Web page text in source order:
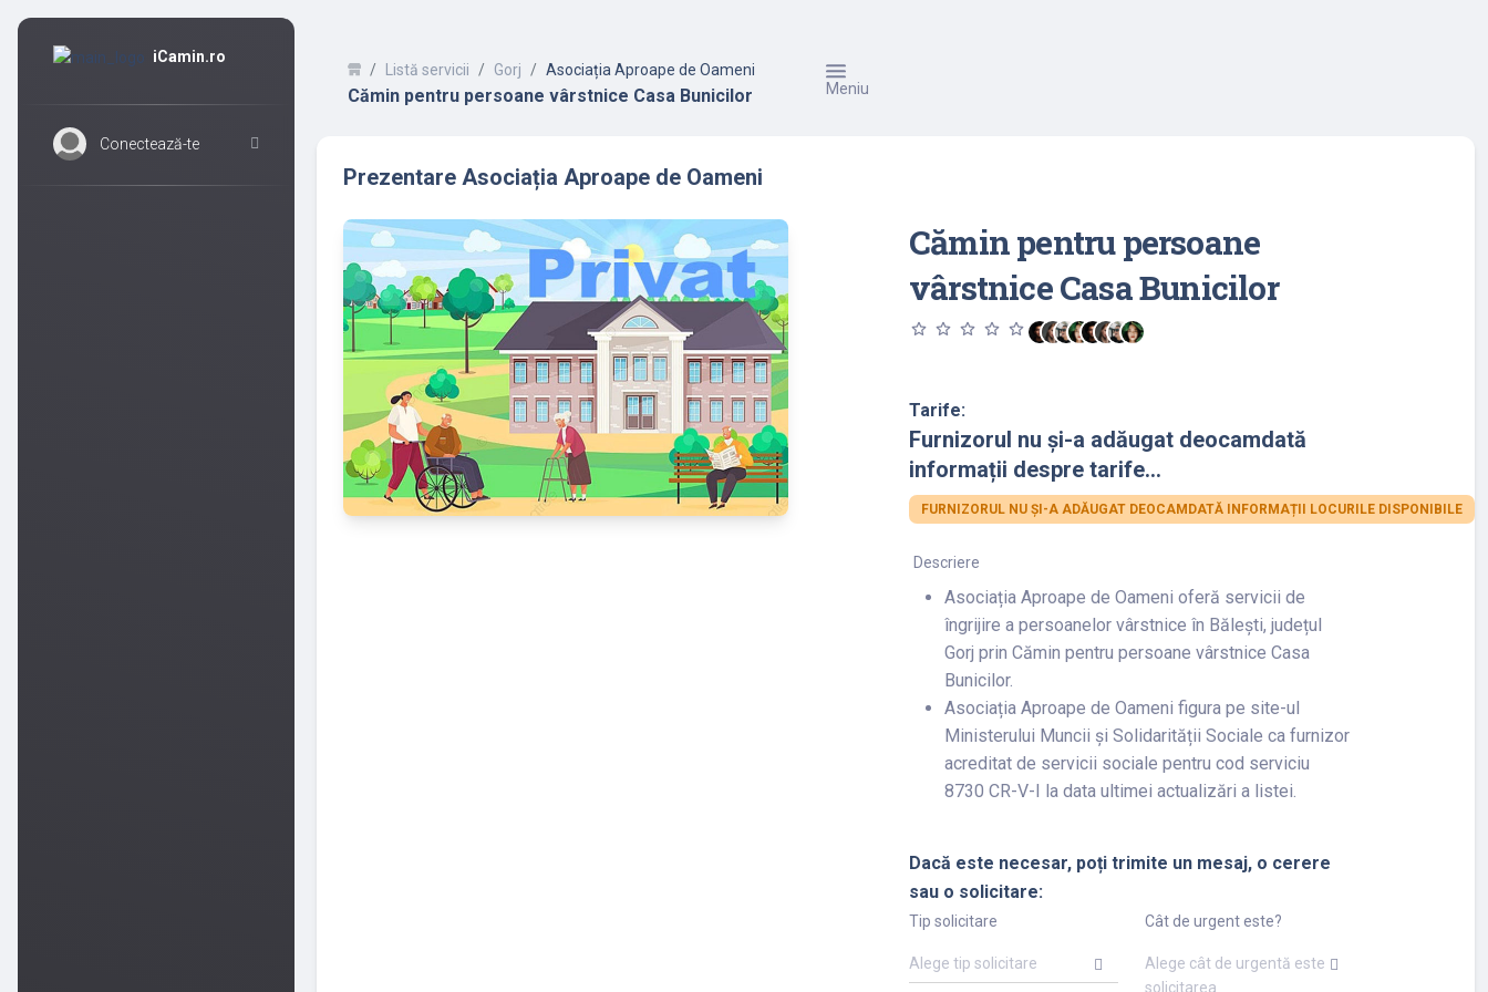
iCamin.ro
Conectează-te
Listă servicii Gorj Asociația Aproape de Oameni
Cămin pentru persoane vârstnice Casa Bunicilor Meniu
Prezentare Asociația Aproape de Oameni
Cămin pentru persoane
vârstnice Casa Bunicilor
star_outline star_outline star_outline star_outline star_outline
Tarife:
Furnizorul nu și-a adăugat deocamdată
informații despre tarife...
FURNIZORUL NU ȘI-A ADĂUGAT DEOCAMDATĂ INFORMAȚII LOCURILE DISPONIBILE
Descriere
Asociația Aproape de Oameni oferă servicii de
îngrijire a persoanelor vârstnice în Bălești, județul
Gorj prin Cămin pentru persoane vârstnice Casa
Bunicilor.
Asociația Aproape de Oameni figura pe site-ul
Ministerului Muncii și Solidarității Sociale ca furnizor
acreditat de servicii sociale pentru cod serviciu
8730 CR-V-I la data ultimei actualizări a listei.
Dacă este necesar, poți trimite un mesaj, o cerere
sau o solicitare:
Tip solicitare
Alege tip solicitare
Cât de urgent este?
Alege cât de urgentă este
solicitarea